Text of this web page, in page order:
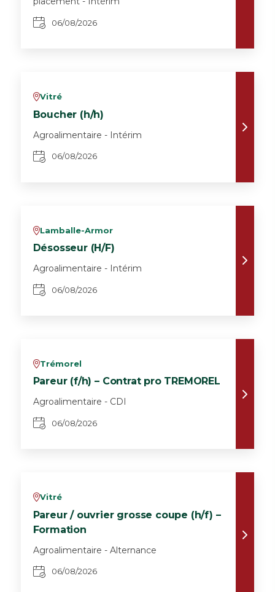
06/08/2026
vVitré
Boucher (h/h)
Agroalimentaire - Intérim
06/08/2026
vLamballe-Armor
Désosseur (H/F)
Agroalimentaire - Intérim
06/08/2026
vTrémorel
Pareur (f/h) – Contrat pro TREMOREL
Agroalimentaire - CDI
06/08/2026
vVitré
Pareur / ouvrier grosse coupe (h/f) –
Formation
Agroalimentaire - Alternance
06/08/2026